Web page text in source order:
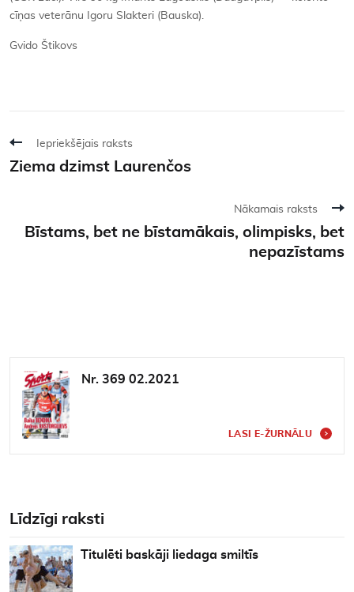
cīņas veterānu Igoru Slakteri (Bauska).
Gvido Štikovs
Iepriekšējais raksts
Ziema dzimst Laurenčos
Nākamais raksts
Bīstams, bet ne bīstamākais, olimpisks, bet
nepazīstams
Nr. 369 02.2021
LASI E-ŽURNĀLU
Līdzīgi raksti
Titulēti baskāji liedaga smiltīs